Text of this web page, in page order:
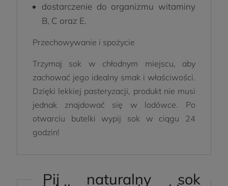
dostarczenie do organizmu witaminy
B, C oraz E.
Przechowywanie i spożycie
Trzymaj sok w chłodnym miejscu, aby
zachować jego idealny smak i właściwości.
Dzięki lekkiej pasteryzacji, produkt nie musi
jednak znajdować się w lodówce. Po
otwarciu butelki wypij sok w ciągu 24
godzin!
Pij naturalny sok